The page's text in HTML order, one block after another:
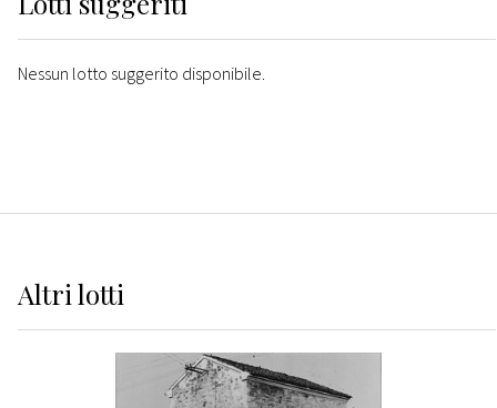
Nessun lotto suggerito disponibile.
Altrilotti